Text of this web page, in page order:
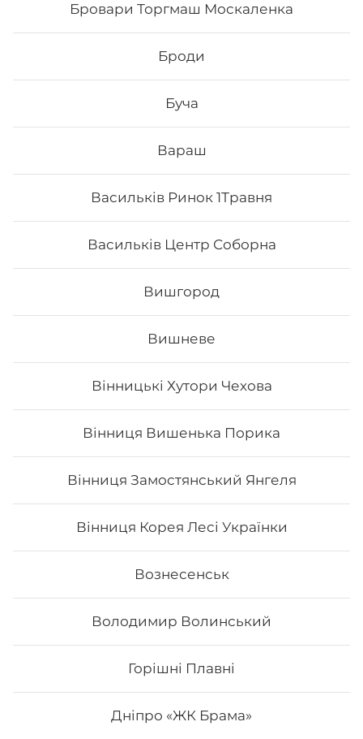
Бровари Торгмаш Москаленка
Броди
Буча
Вараш
Васильків Ринок 1Травня
Васильків Центр Соборна
Вишгород
Вишневе
Вінницькі Хутори Чехова
Вінниця Вишенька Порика
Вінниця Замостянський Янгеля
Вінниця Корея Лесі Українки
Вознесенськ
Володимир Волинський
Горішні Плавні
Дніпро «ЖК Брама»
Філадельфія з авокадо Філадельфія з тунцем 0,5
Чіз сет
Вага: 960 г Склад: макі філа, філадельфія класік з
597₴